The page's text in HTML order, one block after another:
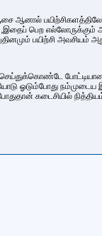
ஆனால்
,இதைப் பெற
பயிற்சி அவசியம்
ஓடும்போது நம்முடைய
கடைசியில்